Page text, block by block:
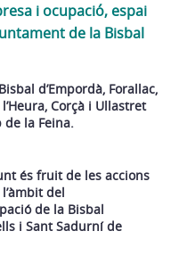
i ocupació, espai
de la Bisbal
d’Empordà, Forallac,
Corçà i Ullastret
la Feina.
és fruit de les accions
del
de la Bisbal
i Sant Sadurní de